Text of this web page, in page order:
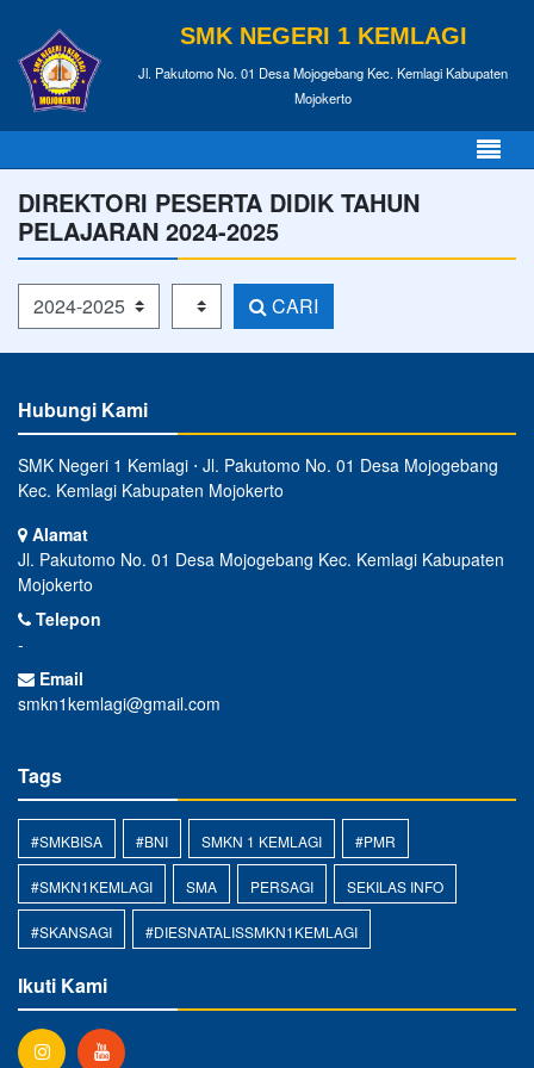
SMK NEGERI 1 KEMLAGI
Jl. Pakutomo No. 01 Desa Mojogebang Kec. Kemlagi Kabupaten
Mojokerto
DIREKTORI PESERTA DIDIK TAHUN
PELAJARAN 2024-2025
Tahun Pelajaran Kelas CARI
Hubungi Kami
SMK Negeri 1 Kemlagi ⋅ Jl. Pakutomo No. 01 Desa Mojogebang
Kec. Kemlagi Kabupaten Mojokerto
Alamat
Jl. Pakutomo No. 01 Desa Mojogebang Kec. Kemlagi Kabupaten
Mojokerto
Telepon
-
Email
smkn1kemlagi@gmail.com
Tags
#SMKBISA #BNI SMKN 1 KEMLAGI #PMR
#SMKN1KEMLAGI SMA PERSAGI SEKILAS INFO
#SKANSAGI #DIESNATALISSMKN1KEMLAGI
Ikuti Kami